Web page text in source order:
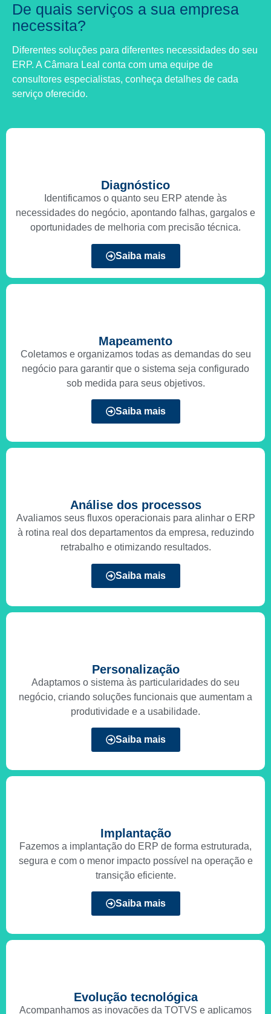
De quais serviços a sua empresa
necessita?
Diferentes soluções para diferentes necessidades do seu
ERP. A Câmara Leal conta com uma equipe de
consultores especialistas, conheça detalhes de cada
serviço oferecido.
Diagnóstico
Identificamos o quanto seu ERP atende às
necessidades do negócio, apontando falhas, gargalos e
oportunidades de melhoria com precisão técnica.
Saiba mais
Mapeamento
Coletamos e organizamos todas as demandas do seu
negócio para garantir que o sistema seja configurado
sob medida para seus objetivos.
Saiba mais
Análise dos processos
Avaliamos seus fluxos operacionais para alinhar o ERP
à rotina real dos departamentos da empresa, reduzindo
retrabalho e otimizando resultados.
Saiba mais
Personalização
Adaptamos o sistema às particularidades do seu
negócio, criando soluções funcionais que aumentam a
produtividade e a usabilidade.
Saiba mais
Implantação
Fazemos a implantação do ERP de forma estruturada,
segura e com o menor impacto possível na operação e
transição eficiente.
Saiba mais
Evolução tecnológica
Acompanhamos as inovações da TOTVS e aplicamos